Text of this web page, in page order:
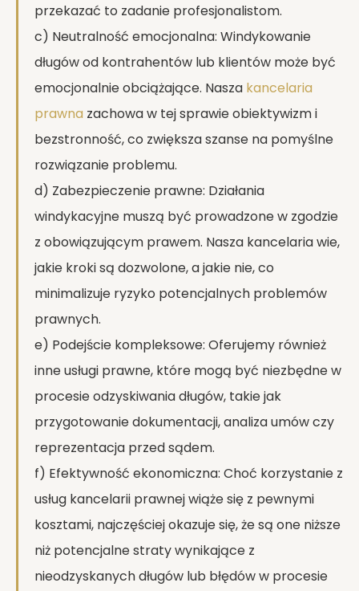
przekazać to zadanie profesjonalistom.
c) Neutralność emocjonalna: Windykowanie
długów od kontrahentów lub klientów może być
emocjonalnie obciążające. Nasza kancelaria
prawna zachowa w tej sprawie obiektywizm i
bezstronność, co zwiększa szanse na pomyślne
rozwiązanie problemu.
d) Zabezpieczenie prawne: Działania
windykacyjne muszą być prowadzone w zgodzie
z obowiązującym prawem. Nasza kancelaria wie,
jakie kroki są dozwolone, a jakie nie, co
minimalizuje ryzyko potencjalnych problemów
prawnych.
e) Podejście kompleksowe: Oferujemy również
inne usługi prawne, które mogą być niezbędne w
procesie odzyskiwania długów, takie jak
przygotowanie dokumentacji, analiza umów czy
reprezentacja przed sądem.
f) Efektywność ekonomiczna: Choć korzystanie z
usług kancelarii prawnej wiąże się z pewnymi
kosztami, najczęściej okazuje się, że są one niższe
niż potencjalne straty wynikające z
nieodzyskanych długów lub błędów w procesie